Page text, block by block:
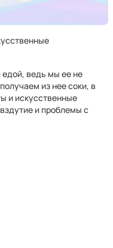
ведь мы ее не
из нее соки, в
и искусственные
и проблемы с